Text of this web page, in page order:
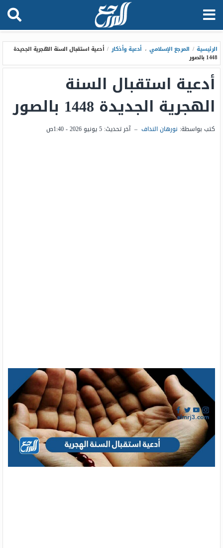
الرئيسية / المرجع الإسلامي ، أدعية وأذكار / أدعية استقبال السنة الهجرية الجديدة
1448 بالصور
أدعية استقبال السنة
الهجرية الجديدة 1448 بالصور
كتب بواسطة: نورهان النداف – آخر تحديث: 5 يونيو 2026 - 1:40ص